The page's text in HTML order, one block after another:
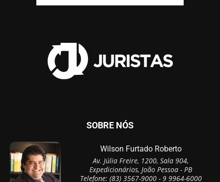
SOBRE NÓS
Wilson Furtado Roberto
Av. Júlia Freire, 1200, Sala 904,
Expedicionários, João Pessoa - PB
Telefone: (83) 3567-9000 - 9 9964-6000